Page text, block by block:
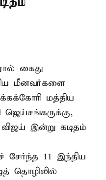
கைது
மீனவர்களை
மத்திய
ஜெய்சங்கருக்கு,
இன்று கடிதம்
சேர்ந்த 11 இந்திய
தொழிலில்